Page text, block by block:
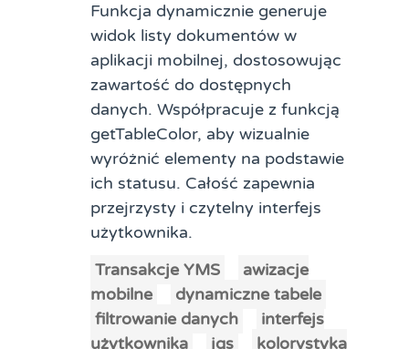
Funkcja dynamicznie generuje
widok listy dokumentów w
aplikacji mobilnej, dostosowując
zawartość do dostępnych
danych. Współpracuje z funkcją
getTableColor, aby wizualnie
wyróżnić elementy na podstawie
ich statusu. Całość zapewnia
przejrzysty i czytelny interfejs
użytkownika.
Transakcje YMS
awizacje
mobilne
dynamiczne tabele
filtrowanie danych
interfejs
użytkownika
jqs
kolorystyka